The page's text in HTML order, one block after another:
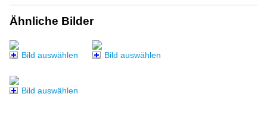
Ähnliche Bilder
Bild auswählen Bild auswählen
Bild auswählen